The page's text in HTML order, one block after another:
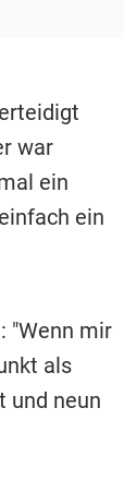
war
ein
ein
"Wenn mir
als
und neun